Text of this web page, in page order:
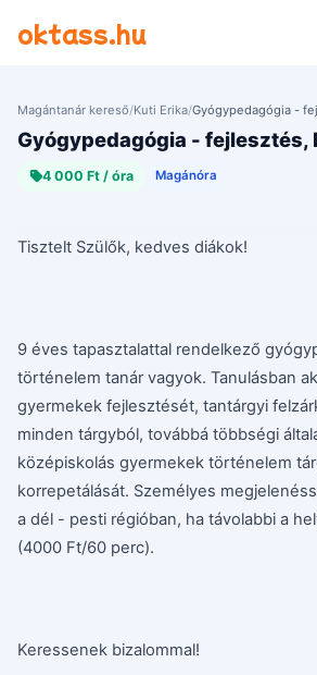
oktass.hu
Magántanár kereső/Kuti Erika/Gyógypedagógia -
Gyógypedagógia - fejlesztés,
4 000 Ft / óra Magánóra
Tisztelt Szülők, kedves diákok!
9 éves tapasztalattal rendelkező
történelem tanár vagyok. Tanulásban
gyermekek fejlesztését, tantárgyi
minden tárgyból, továbbá többségi
középiskolás gyermekek történelem
korrepetálását. Személyes
a dél - pesti régióban, ha távolabbi a
(4000 Ft/60 perc).
Keressenek bizalommal!